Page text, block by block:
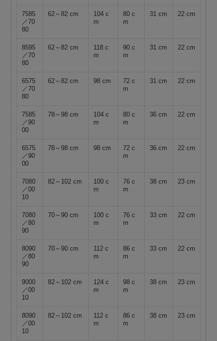
7585
／70
80
62～82 cm
104 c
m
80 c
m
31 cm 22 cm
8595
／70
80
62～82 cm
118 c
m
90 c
m
31 cm 22 cm
6575
／70
80
62～82 cm 98 cm
72 c
m
31 cm 22 cm
7585
／90
00
78～98 cm
104 c
m
80 c
m
36 cm 22 cm
6575
／90
00
78～98 cm 98 cm
72 c
m
36 cm 22 cm
7080
／00
10
82～102 cm
100 c
m
76 c
m
38 cm 23 cm
7080
／80
90
70～90 cm
100 c
m
76 c
m
33 cm 22 cm
8090
／80
90
70～90 cm
112 c
m
86 c
m
33 cm 22 cm
9000
／00
10
82～102 cm
124 c
m
98 c
m
38 cm 23 cm
8090
／00
10
82～102 cm
112 c
m
86 c
m
38 cm 23 cm